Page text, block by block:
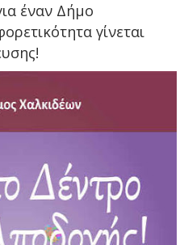
έναν Δήμο
γίνεται